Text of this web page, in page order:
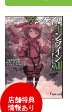
店舗特典
情報あり